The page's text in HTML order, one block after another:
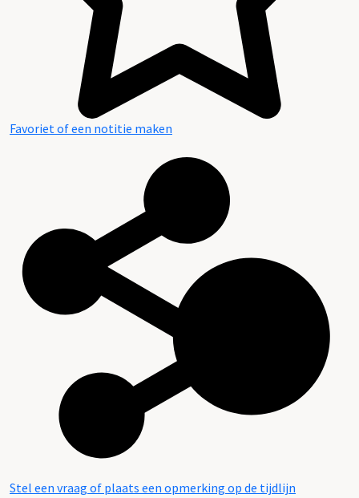
Favoriet of een notitie maken
Stel een vraag of plaats een opmerking op de tijdlijn